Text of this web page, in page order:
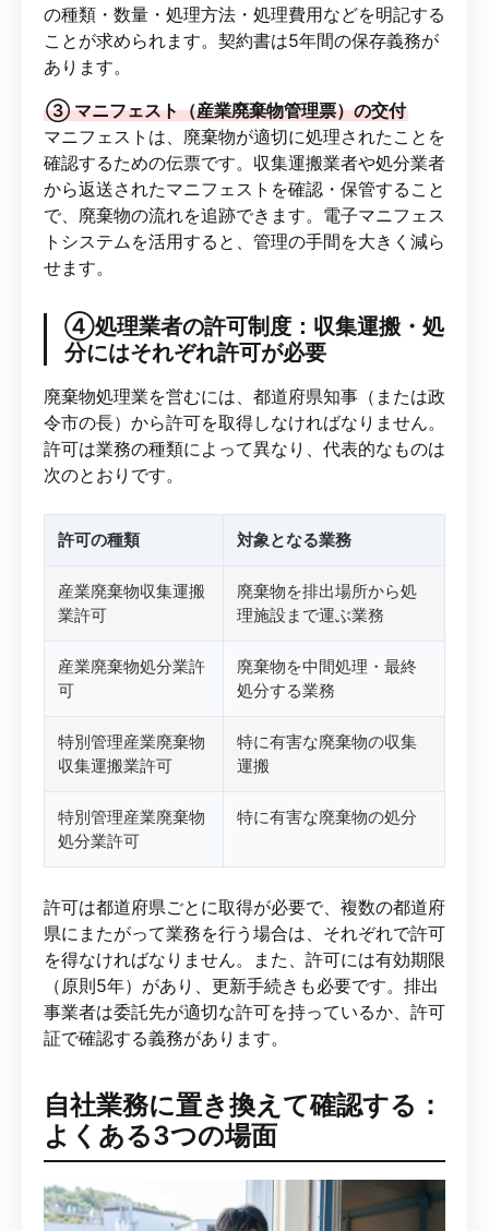
の種類・数量・処理方法・処理費用などを明記する
ことが求められます。契約書は5年間の保存義務が
あります。
③ マニフェスト（産業廃棄物管理票）の交付
マニフェストは、廃棄物が適切に処理されたことを
確認するための伝票です。収集運搬業者や処分業者
から返送されたマニフェストを確認・保管すること
で、廃棄物の流れを追跡できます。電子マニフェス
トシステムを活用すると、管理の手間を大きく減ら
せます。
④処理業者の許可制度：収集運搬・処
分にはそれぞれ許可が必要
廃棄物処理業を営むには、都道府県知事（または政
令市の長）から許可を取得しなければなりません。
許可は業務の種類によって異なり、代表的なものは
次のとおりです。
許可の種類 対象となる業務
産業廃棄物収集運搬
業許可
廃棄物を排出場所から処
理施設まで運ぶ業務
産業廃棄物処分業許
可
廃棄物を中間処理・最終
処分する業務
特別管理産業廃棄物
収集運搬業許可
特に有害な廃棄物の収集
運搬
特別管理産業廃棄物
処分業許可
特に有害な廃棄物の処分
許可は都道府県ごとに取得が必要で、複数の都道府
県にまたがって業務を行う場合は、それぞれで許可
を得なければなりません。また、許可には有効期限
（原則5年）があり、更新手続きも必要です。排出
事業者は委託先が適切な許可を持っているか、許可
証で確認する義務があります。
自社業務に置き換えて確認する：
よくある3つの場面